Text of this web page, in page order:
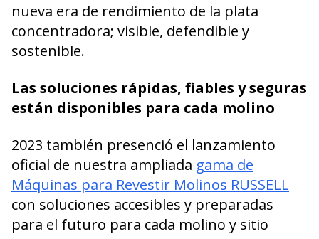
nueva era de rendimiento de la plata
concentradora; visible, defendible y
sostenible.
Las soluciones rápidas, fiables y seguras
están disponibles para cada molino
2023 también presenció el lanzamiento
oficial de nuestra ampliada gama de
Máquinas para Revestir Molinos RUSSELL
con soluciones accesibles y preparadas
para el futuro para cada molino y sitio